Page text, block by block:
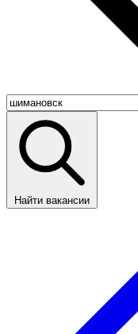
Найти вакансии